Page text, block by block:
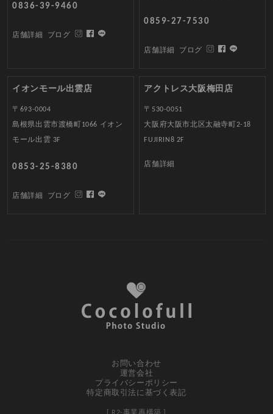
0836-39-9460
店舗詳細 ブログ
0859-27-7530
店舗詳細 ブログ
イオンモール出雲店
〒693-0004
島根県出雲市渡橋町1066 イオン
モール出雲 3F
0853-25-8380
店舗詳細 ブログ
アクトレス大阪梅田店
〒530-0051
大阪府大阪市北区太融寺町2-18
FUJIRIN8 2F
店舗詳細
お問い合わせ
運営会社
プライバシーポリシー
特定商取引法に基づく表記